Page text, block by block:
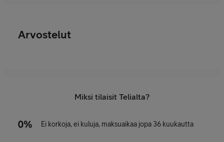
Arvostelut
Miksi tilaisit Telialta?
Ei korkoja, ei kuluja, maksuaikaa jopa 36 kuukautta